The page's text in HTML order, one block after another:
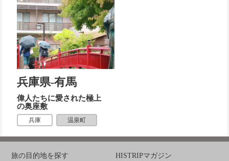
兵庫県-有馬
偉人たちに愛された極上
の奥座敷
兵庫 温泉町
旅の目的地を探す HISTRIPマガジン